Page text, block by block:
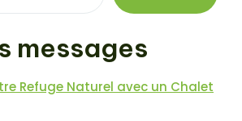
messages
Refuge Naturel avec un Chalet